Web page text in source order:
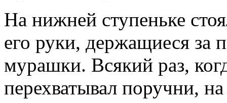
На нижней ступеньке
его руки, держащиеся за
мурашки. Всякий раз,
перехватывал поручни,